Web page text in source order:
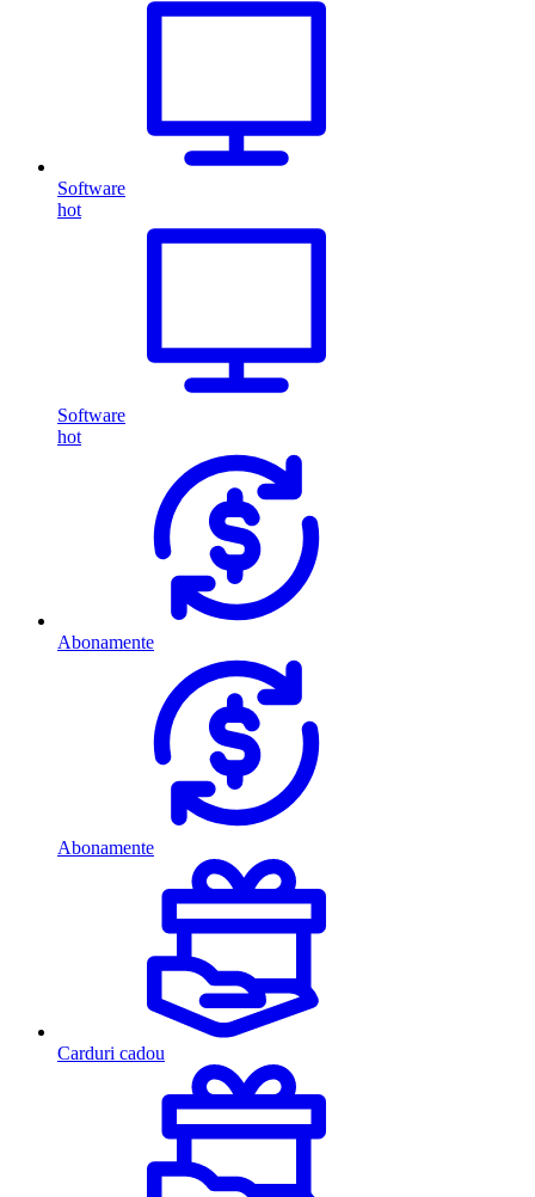
Software
hot
Software
hot
Abonamente
Abonamente
Carduri cadou